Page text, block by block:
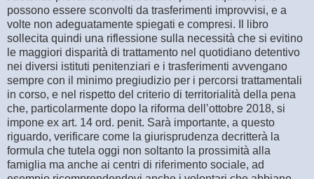
possono essere sconvolti da trasferimenti improvvisi, e a
volte non adeguatamente spiegati e compresi. Il libro
sollecita quindi una riflessione sulla necessità che si evitino
le maggiori disparità di trattamento nel quotidiano detentivo
nei diversi istituti penitenziari e i trasferimenti avvengano
sempre con il minimo pregiudizio per i percorsi trattamentali
in corso, e nel rispetto del criterio di territorialità della pena
che, particolarmente dopo la riforma dell’ottobre 2018, si
impone ex art. 14 ord. penit. Sarà importante, a questo
riguardo, verificare come la giurisprudenza decritterà la
formula che tutela oggi non soltanto la prossimità alla
famiglia ma anche ai centri di riferimento sociale, ad